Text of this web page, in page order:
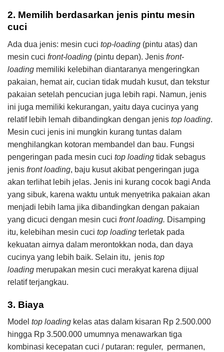
2. Memilih berdasarkan jenis pintu mesin
cuci
Ada dua jenis: mesin cuci top-loading (pintu atas) dan
mesin cuci front-loading (pintu depan). Jenis front-
loading memiliki kelebihan diantaranya mengeringkan
pakaian, hemat air, cucian tidak mudah kusut, dan tekstur
pakaian setelah pencucian juga lebih rapi. Namun, jenis
ini juga memiliki kekurangan, yaitu daya cucinya yang
relatif lebih lemah dibandingkan dengan jenis top loading.
Mesin cuci jenis ini mungkin kurang tuntas dalam
menghilangkan kotoran membandel dan bau. Fungsi
pengeringan pada mesin cuci top loading tidak sebagus
jenis front loading, baju kusut akibat pengeringan juga
akan terlihat lebih jelas. Jenis ini kurang cocok bagi Anda
yang sibuk, karena waktu untuk menyetrika pakaian akan
menjadi lebih lama jika dibandingkan dengan pakaian
yang dicuci dengan mesin cuci front loading. Disamping
itu, kelebihan mesin cuci top loading terletak pada
kekuatan airnya dalam merontokkan noda, dan daya
cucinya yang lebih baik. Selain itu, jenis top
loading merupakan mesin cuci merakyat karena dijual
relatif terjangkau.
3. ​Biaya
Model top loading kelas atas dalam kisaran Rp 2.500.000
hingga Rp 3.500.000 umumnya menawarkan tiga
kombinasi kecepatan cuci / putaran: reguler, permanen,